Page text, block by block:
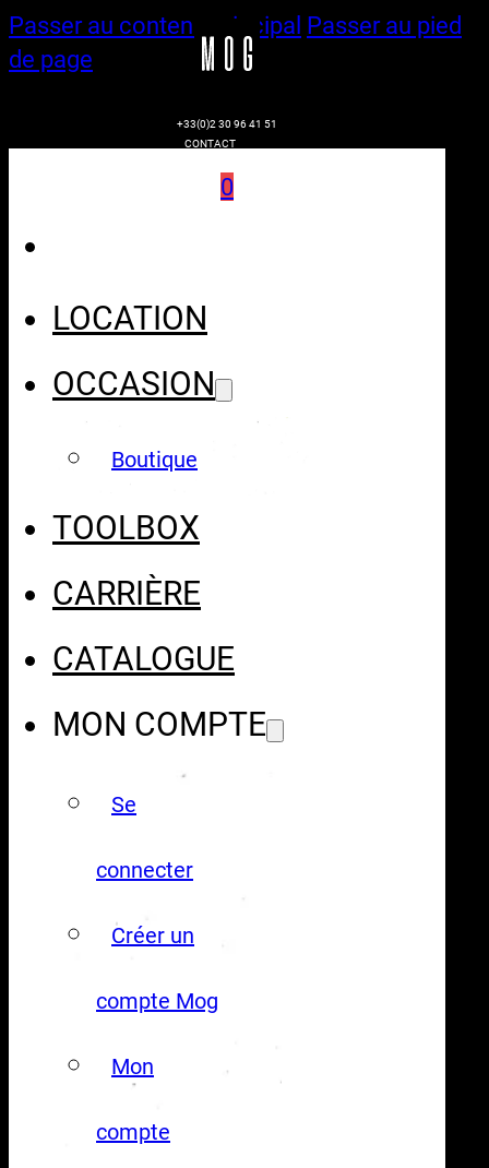
Passer au contenu principal Passer au pied
de page
+33(0)2 30 96 41 51
CONTACT
0
LOCATION
OCCASION
Boutique
TOOLBOX
CARRIÈRE
CATALOGUE
MON COMPTE
Se
connecter
Créer un
compte Mog
Mon
compte